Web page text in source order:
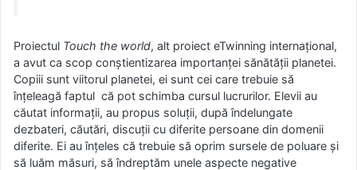
Proiectul Touch the world, alt proiect eTwinning internațional,
a avut ca scop conștientizarea importanței sănătății planetei.
Copiii sunt viitorul planetei, ei sunt cei care trebuie să
înțeleagă faptul că pot schimba cursul lucrurilor. Elevii au
căutat informații, au propus soluții, după îndelungate
dezbateri, căutări, discuții cu diferite persoane din domenii
diferite. Ei au înțeles că trebuie să oprim sursele de poluare și
să luăm măsuri, să îndreptăm unele aspecte negative